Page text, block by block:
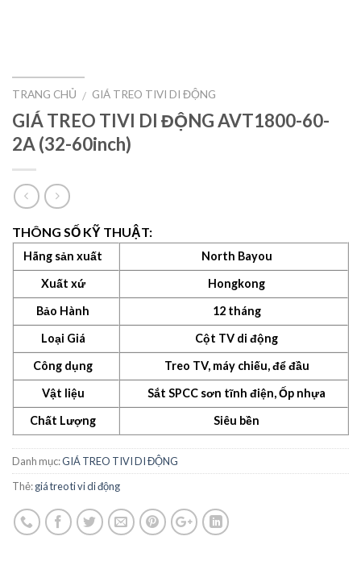
TRANG CHỦ / GIÁ TREO TIVI DI ĐỘNG
GIÁ TREO TIVI DI ĐỘNG AVT1800-60-
2A (32-60inch)
THÔNG SỐ KỸ THUẬT:
Hãng sản xuất
North Bayou
Xuất xứ
Hongkong
Bảo Hành
12 tháng
Loại Giá
Cột TV di động
Công dụng
Treo TV, máy chiếu, để đầu
Vật liệu
Sắt SPCC sơn tĩnh điện, Ốp nhựa
Chất Lượng
Siêu bền
Danh mục:GIÁ TREO TIVI DI ĐỘNG
Thẻ:giá treo ti vi di động